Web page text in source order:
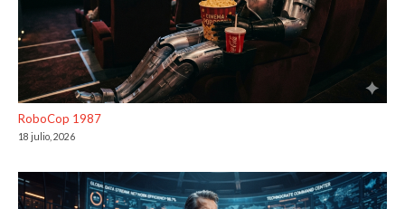
RoboCop 1987
18 julio, 2026